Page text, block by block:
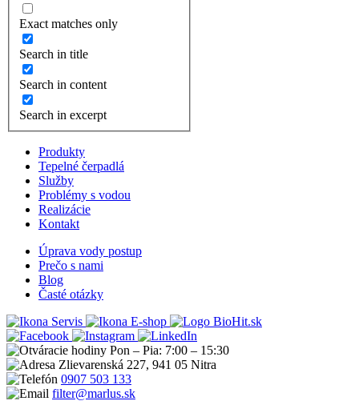
Exact matches only
Search in title
Search in content
Search in excerpt
Produkty
Tepelné čerpadlá
Služby
Problémy s vodou
Realizácie
Kontakt
Úprava vody postup
Prečo s nami
Blog
Časté otázky
Servis
E-shop
Pon – Pia: 7:00 – 15:30
Zlievarenská 227, 941 05 Nitra
0907 503 133
filter@marlus.sk